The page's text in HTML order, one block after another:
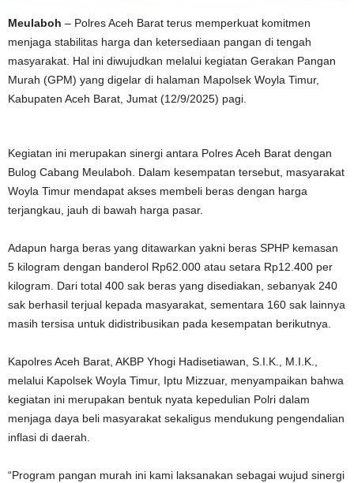
Meulaboh – Polres Aceh Barat terus memperkuat komitmen
menjaga stabilitas harga dan ketersediaan pangan di tengah
masyarakat. Hal ini diwujudkan melalui kegiatan Gerakan Pangan
Murah (GPM) yang digelar di halaman Mapolsek Woyla Timur,
Kabupaten Aceh Barat, Jumat (12/9/2025) pagi.
Kegiatan ini merupakan sinergi antara Polres Aceh Barat dengan
Bulog Cabang Meulaboh. Dalam kesempatan tersebut, masyarakat
Woyla Timur mendapat akses membeli beras dengan harga
terjangkau, jauh di bawah harga pasar.
Adapun harga beras yang ditawarkan yakni beras SPHP kemasan
5 kilogram dengan banderol Rp62.000 atau setara Rp12.400 per
kilogram. Dari total 400 sak beras yang disediakan, sebanyak 240
sak berhasil terjual kepada masyarakat, sementara 160 sak lainnya
masih tersisa untuk didistribusikan pada kesempatan berikutnya.
Kapolres Aceh Barat, AKBP Yhogi Hadisetiawan, S.I.K., M.I.K.,
melalui Kapolsek Woyla Timur, Iptu Mizzuar, menyampaikan bahwa
kegiatan ini merupakan bentuk nyata kepedulian Polri dalam
menjaga daya beli masyarakat sekaligus mendukung pengendalian
inflasi di daerah.
“Program pangan murah ini kami laksanakan sebagai wujud sinergi